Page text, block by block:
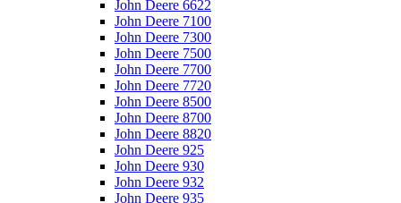
John Deere 6622
John Deere 7100
John Deere 7300
John Deere 7500
John Deere 7700
John Deere 7720
John Deere 8500
John Deere 8700
John Deere 8820
John Deere 925
John Deere 930
John Deere 932
John Deere 935